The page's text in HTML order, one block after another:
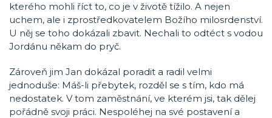
kterého mohli říct to, co je v životě tížilo. A nejen
uchem, ale i zprostředkovatelem Božího milosrdenství.
U něj se toho dokázali zbavit. Nechali to odtéct s vodou
Jordánu někam do pryč.
Zároveň jim Jan dokázal poradit a radil velmi
jednoduše: Máš-li přebytek, rozděl se s tím, kdo má
nedostatek. V tom zaměstnání, ve kterém jsi, tak dělej
pořádně svoji práci. Nespoléhej na své postavení a